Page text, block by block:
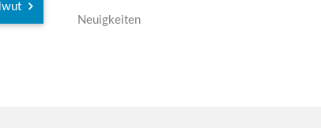
Neuigkeiten